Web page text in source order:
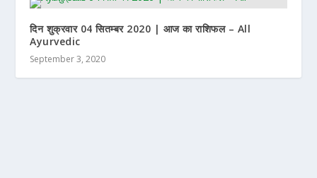
दिन शुक्रवार 04 सितम्बर 2020 | आज का राशिफल – All
Ayurvedic
September 3, 2020